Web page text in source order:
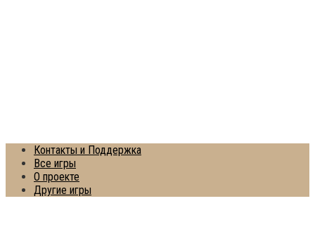
Контакты и Поддержка
Все игры
О проекте
Другие игры